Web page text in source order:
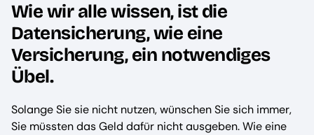
Wie wir alle wissen, ist die
Datensicherung, wie eine
Versicherung, ein notwendiges
Übel.
Solange Sie sie nicht nutzen, wünschen Sie sich immer,
Sie müssten das Geld dafür nicht ausgeben. Wie eine